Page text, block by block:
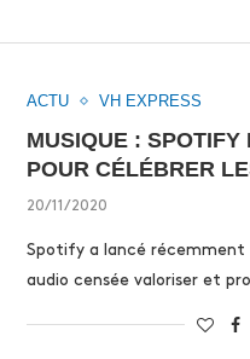
ACTU VH EXPRESS
MUSIQUE :
POUR CÉLÉBRER
20/11/2020
Spotify a lancé
audio censée valoriser et